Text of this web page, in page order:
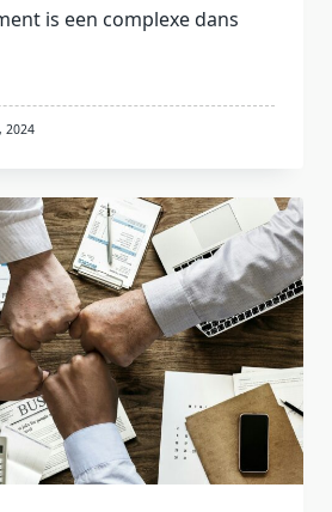
is een complexe dans
2024